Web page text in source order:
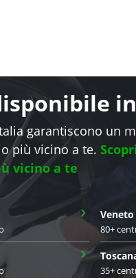
garantiscono un
più vicino a te.
vicino a te
› Veneto
80+
›
35+